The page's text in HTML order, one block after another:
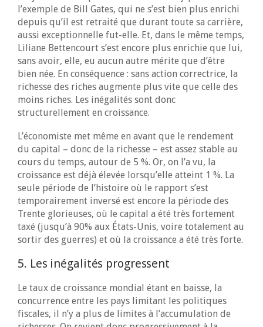
l’exemple de Bill Gates, qui ne s’est bien plus enrichi
depuis qu’il est retraité que durant toute sa carrière,
aussi exceptionnelle fut-elle. Et, dans le même temps,
Liliane Bettencourt s’est encore plus enrichie que lui,
sans avoir, elle, eu aucun autre mérite que d’être
bien née. En conséquence : sans action correctrice, la
richesse des riches augmente plus vite que celle des
moins riches. Les inégalités sont donc
structurellement en croissance.
L’économiste met même en avant que le rendement
du capital – donc de la richesse – est assez stable au
cours du temps, autour de 5 %. Or, on l’a vu, la
croissance est déjà élevée lorsqu’elle atteint 1 %. La
seule période de l’histoire où le rapport s’est
temporairement inversé est encore la période des
Trente glorieuses, où le capital a été très fortement
taxé (jusqu’à 90% aux États-Unis, voire totalement au
sortir des guerres) et où la croissance a été très forte.
5. Les inégalités progressent
Le taux de croissance mondial étant en baisse, la
concurrence entre les pays limitant les politiques
fiscales, il n’y a plus de limites à l’accumulation de